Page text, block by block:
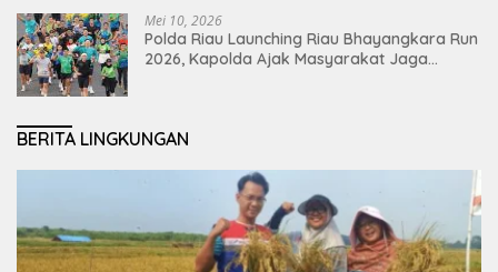
Mei 10, 2026
Polda Riau Launching Riau Bhayangkara Run
2026, Kapolda Ajak Masyarakat Jaga
BERITA LINGKUNGAN